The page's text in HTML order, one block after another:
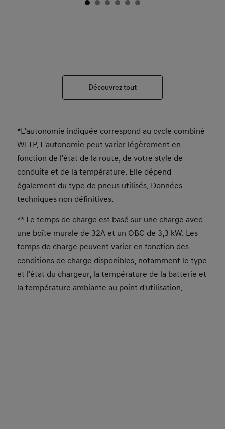
Découvrez tout
*L'autonomie indiquée correspond au cycle combiné
WLTP. L'autonomie peut varier légèrement en
fonction de l'état de la route, de votre style de
conduite et de la température. Elle dépend
également du type de pneus utilisés. Données
techniques non définitives.
** Le temps de charge est basé sur une charge avec
une boîte murale de 32A et un OBC de 3,3 kW. Les
temps de charge peuvent varier en fonction des
conditions de charge disponibles, notamment le type
et l'état du chargeur, la température de la batterie et
la température ambiante au point d'utilisation.